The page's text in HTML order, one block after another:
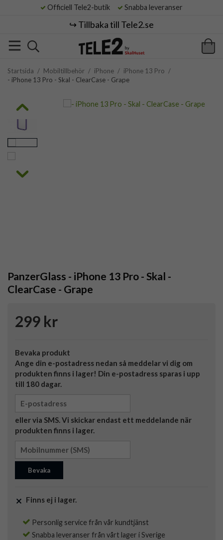
Officiell Tele2-butik Snabba leveranser
↪️ Tillbaka till Tele2.se
Startsida / Mobiltillbehör / iPhone / iPhone 13 Pro /
- iPhone 13 Pro - Skal - ClearCase - Grape
PanzerGlass - iPhone 13 Pro - Skal -
ClearCase - Grape
299 kr
Bevaka produkt
Ange din e-postadress nedan så meddelar vi dig om
produkten finns i lager! Din e-postadress sparas i upp
till 180 dagar.
eller via SMS. Vi skickar endast ett meddelande när
produkten finns i lager.
Bevaka
Finns ej i lager.
Personlig service från vår kundtjänst
Snabba leveranser från vårt lager i Sverige